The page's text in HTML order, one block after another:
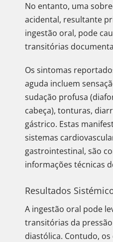
No entanto, uma
acidental, resultante
ingestão oral, pode
transitórias
Os sintomas
aguda incluem
sudação profusa
cabeça), tonturas,
gástrico. Estas
sistemas
gastrointestinal, são
informações técnicas
Resultados
A ingestão oral pode
transitórias da
diastólica. Contudo,